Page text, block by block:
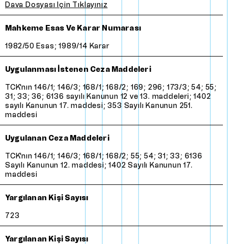
Dava Dosyası için tıklayınız
Mahkeme Esas ve Karar Numarası
1982/50 Esas; 1989/14 Karar
Uygulanması İstenen Ceza Maddeleri
TCK'nın 146/1; 146/3; 168/1; 168/2; 169; 296; 173/3; 54; 55;
31; 33; 36; 6136 sayılı Kanunun 12 ve 13. maddeleri; 1402
sayılı Kanunun 17. maddesi; 353 Sayılı Kanunun 251.
maddesi
Uygulanan Ceza Maddeleri
TCK'nın 146/1; 146/3; 168/1; 168/2; 55; 54; 31; 33; 6136
Sayılı Kanunun 12. maddesi; 1402 Sayılı Kanunun 17.
maddesi
Yargılanan Kişi Sayısı
723
Yargılanan Kişi Sayısı